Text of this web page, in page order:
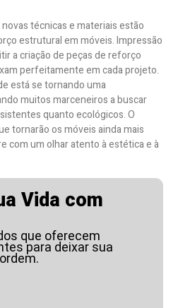
técnicas e materiais estão
estrutural em móveis. Impressão
a criação de peças de reforço
perfeitamente em cada projeto.
está se tornando uma
muitos marceneiros a buscar
quanto ecológicos. O
tornarão os móveis ainda mais
com um olhar atento à estética e à
Vida com
que oferecem
para deixar sua